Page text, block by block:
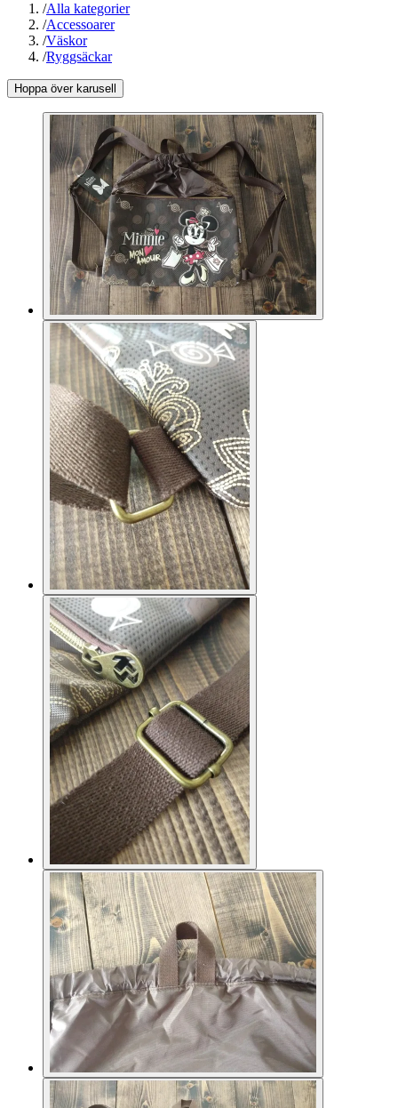
/Alla kategorier
/Accessoarer
/Väskor
/Ryggsäckar
Hoppa över karusell